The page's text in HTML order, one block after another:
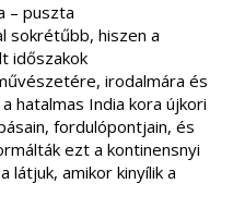
– puszta
sokrétűbb, hiszen a
időszakok
irodalmára és
hatalmas India kora újkori
fordulópontjain, és
ezt a kontinensnyi
látjuk, amikor kinyílik a